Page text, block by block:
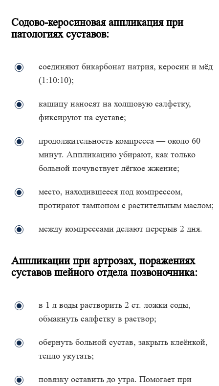
Содово-керосиновая аппликация при
патологиях суставов:
соединяют бикарбонат натрия, керосин и мёд
(1:10:10);
кашицу наносят на холщовую салфетку,
фиксируют на суставе;
продолжительность компресса — около 60
минут. Аппликацию убирают, как только
больной почувствует лёгкое жжение;
место, находившееся под компрессом,
протирают тампоном с растительным маслом;
между компрессами делают перерыв 2 дня.
Аппликации при артрозах, поражениях
суставов шейного отдела позвоночника:
в 1 л воды растворить 2 ст. ложки соды,
обмакнуть салфетку в раствор;
обернуть больной сустав, закрыть клеёнкой,
тепло укутать;
повязку оставить до утра. Помогает при